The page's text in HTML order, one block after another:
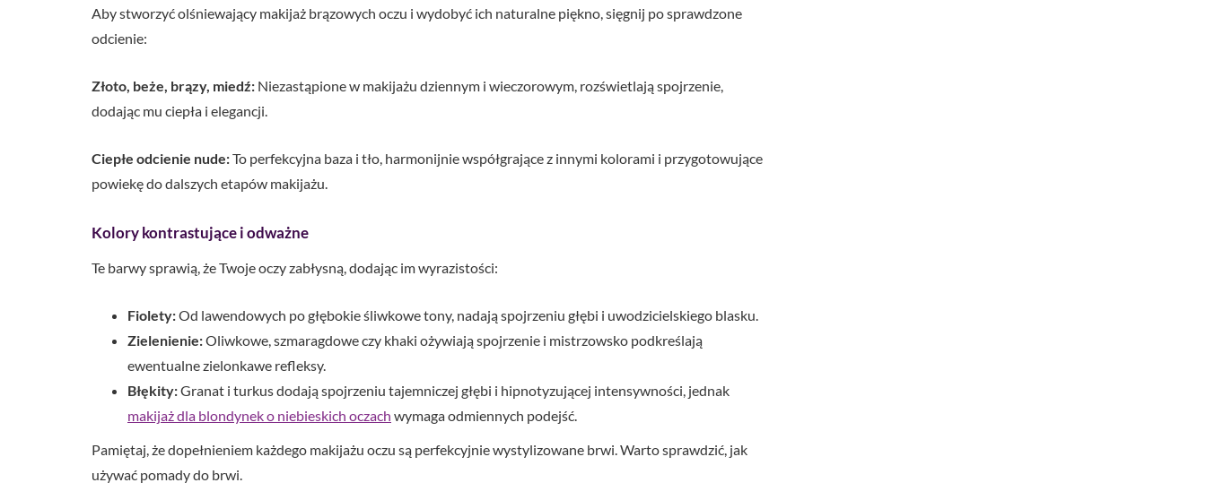
Aby stworzyć olśniewający makijaż brązowych oczu i wydobyć ich naturalne piękno, sięgnij po sprawdzone
odcienie:
Złoto, beże, brązy, miedź: Niezastąpione w makijażu dziennym i wieczorowym, rozświetlają spojrzenie,
dodając mu ciepła i elegancji.
Ciepłe odcienie nude:To perfekcyjna baza i tło, harmonijnie współgrające z innymi kolorami i przygotowujące
powiekę do dalszych etapów makijażu.
Kolory kontrastujące i odważne
Te barwy sprawią, że Twoje oczy zabłysną, dodając im wyrazistości:
Fiolety:Od lawendowych po głębokie śliwkowe tony, nadają spojrzeniu głębi i uwodzicielskiego blasku.
Zielenienie:Oliwkowe, szmaragdowe czy khaki ożywiają spojrzenie i mistrzowsko podkreślają
ewentualne zielonkawe refleksy.
Błękity:Granat i turkus dodają spojrzeniu tajemniczej głębi i hipnotyzującej intensywności, jednak
makijaż dla blondynek o niebieskich oczach wymaga odmiennych podejść.
Pamiętaj, że dopełnieniem każdego makijażu oczu są perfekcyjnie wystylizowane brwi. Warto sprawdzić, jak
używać pomady do brwi.